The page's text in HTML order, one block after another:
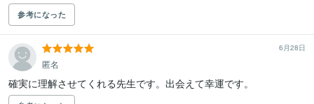
参考になった
6月28日
匿名
確実に理解させてくれる先生です。出会えて幸運です。